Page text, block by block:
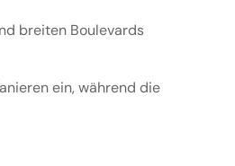
breiten Boulevards
ein, während die